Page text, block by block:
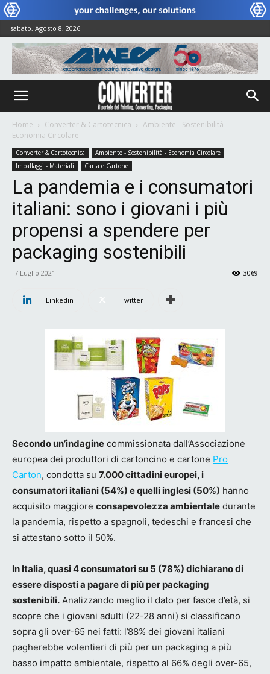
sabato, Agosto 8, 2026
Home Converter & Cartotecnica
Ambiente - Sostenibilità -
Economia Circolare
Converter & Cartotecnica
Ambiente - Sostenibilità - Economia Circolare
Imballaggi - Materiali
Carta e Cartone
La pandemia e i consumatori
italiani: sono i giovani i più
propensi a spendere per
packaging sostenibili
7 Luglio 2021 3069
Linkedin Twitter
Secondo un’indagine commissionata dall’Associazione
europea dei produttori di cartoncino e cartone Pro
Carton, condotta su 7.000 cittadini europei, i
consumatori italiani (54%) e quelli inglesi (50%) hanno
acquisito maggiore consapevolezza ambientale durante
la pandemia, rispetto a spagnoli, tedeschi e francesi che
si attestano sotto il 50%.
In Italia, quasi 4 consumatori su 5 (78%) dichiarano di
essere disposti a pagare di più per packaging
sostenibili. Analizzando meglio il dato per fasce d’età, si
scopre che i giovani adulti (22-28 anni) si classificano
sopra gli over-65 nei fatti: l’88% dei giovani italiani
pagherebbe volentieri di più per un packaging a più
basso impatto ambientale, rispetto al 66% degli over-65,